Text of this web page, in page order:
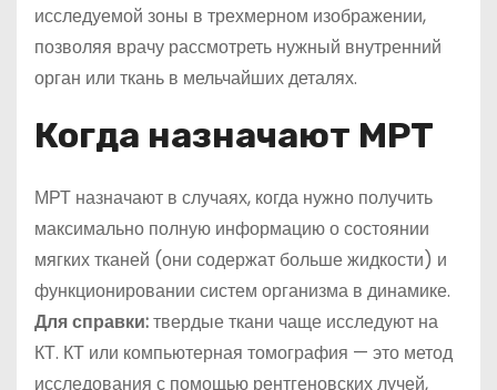
исследуемой зоны в трехмерном изображении,
позволяя врачу рассмотреть нужный внутренний
орган или ткань в мельчайших деталях.
Когда назначают МРТ
МРТ назначают в случаях, когда нужно получить
максимально полную информацию о состоянии
мягких тканей (они содержат больше жидкости) и
функционировании систем организма в динамике.
Для справки:твердые ткани чаще исследуют на
КТ. КТ или компьютерная томография — это метод
исследования с помощью рентгеновских лучей,